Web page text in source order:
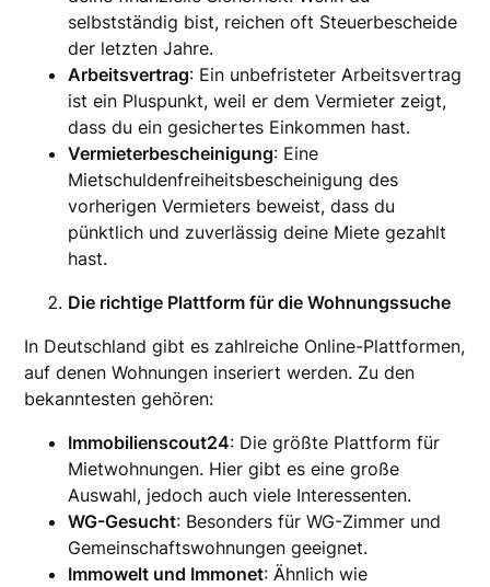
selbstständig bist, reichen oft Steuerbescheide
der letzten Jahre.
Arbeitsvertrag: Ein unbefristeter Arbeitsvertrag
ist ein Pluspunkt, weil er dem Vermieter zeigt,
dass du ein gesichertes Einkommen hast.
Vermieterbescheinigung: Eine
Mietschuldenfreiheitsbescheinigung des
vorherigen Vermieters beweist, dass du
pünktlich und zuverlässig deine Miete gezahlt
hast.
Die richtige Plattform für die Wohnungssuche
In Deutschland gibt es zahlreiche Online-Plattformen,
auf denen Wohnungen inseriert werden. Zu den
bekanntesten gehören:
Immobilienscout24: Die größte Plattform für
Mietwohnungen. Hier gibt es eine große
Auswahl, jedoch auch viele Interessenten.
WG-Gesucht: Besonders für WG-Zimmer und
Gemeinschaftswohnungen geeignet.
Immowelt und Immonet: Ähnlich wie